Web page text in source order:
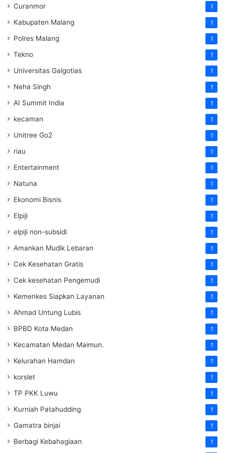
Curanmor 1
Kabupaten Malang 1
Polres Malang 1
Tekno 1
Universitas Galgotias 1
Neha Singh 1
AI Summit India 1
kecaman 1
Unitree Go2 1
riau 1
Entertainment 1
Natuna 1
Ekonomi Bisnis 1
Elpiji 1
elpiji non-subsidi 1
Amankan Mudik Lebaran 1
Cek Kesehatan Gratis 1
Cek kesehatan Pengemudi 1
Kemenkes Siapkan Layanan 1
Ahmad Untung Lubis 1
BPBD Kota Medan 1
Kecamatan Medan Maimun. 1
Kelurahan Hamdan 1
korslet 1
TP PKK Luwu 1
Kurniah Patahudding 1
Gamatra binjai 1
Berbagi Kebahagiaan 1